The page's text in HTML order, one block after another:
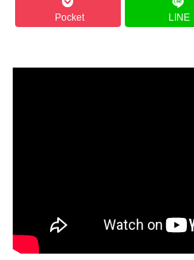
Pocket LINE